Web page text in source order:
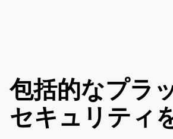
包括的なプラ
セキュリティ